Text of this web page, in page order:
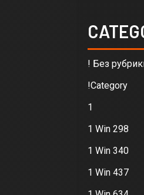
! Без
!Category
1
1 Win 298
1 Win 340
1 Win 437